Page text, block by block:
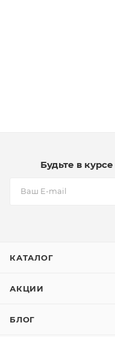
Будьте в
КАТАЛОГ
АКЦИИ
БЛОГ